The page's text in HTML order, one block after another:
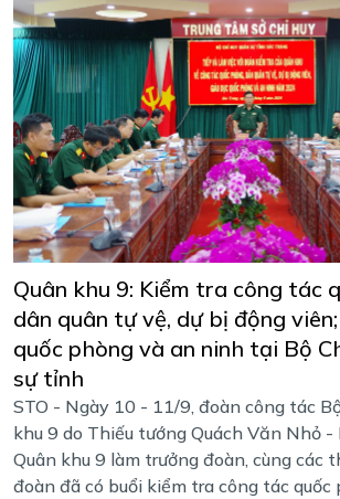
Quân khu 9: Kiểm tra công tác
dân quân tự vệ, dự bị động
quốc phòng và an ninh tại Bộ
sự tỉnh
STO - Ngày 10 - 11/9, đoàn công tác
khu 9 do Thiếu tướng Quách Văn Nhỏ -
Quân khu 9 làm trưởng đoàn, cùng các
đoàn đã có buổi kiểm tra công tác quốc